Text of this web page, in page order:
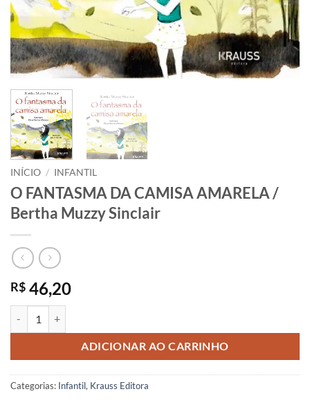
INÍCIO / INFANTIL
O FANTASMA DA CAMISA AMARELA /
Bertha Muzzy Sinclair
R$ 46,20
ADICIONAR AO CARRINHO
Categorias: Infantil, Krauss Editora